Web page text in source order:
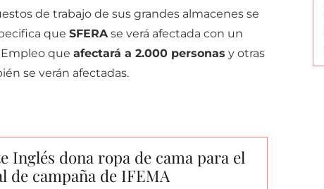
de trabajo de sus grandes almacenes se
que SFERAse verá afectada con un
que afectará a 2.000 personas y otras
se verán afectadas.
Inglés dona ropa de cama para el
de campaña de IFEMA